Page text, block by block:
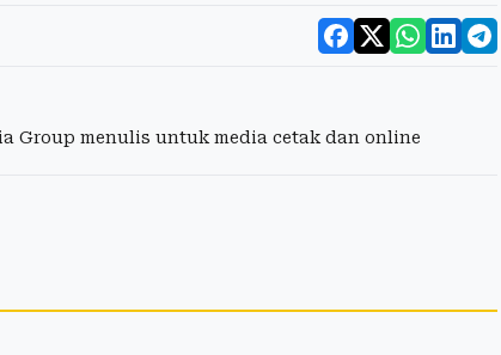
Group menulis untuk media cetak dan online